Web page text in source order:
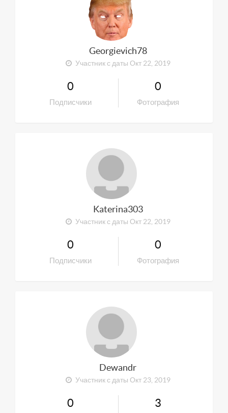
Georgievich78
Участник с даты Окт 22, 2019
0
Подписчики
0
Фотография
Katerina303
Участник с даты Окт 22, 2019
0
Подписчики
0
Фотография
Dewandr
Участник с даты Окт 23, 2019
0 3